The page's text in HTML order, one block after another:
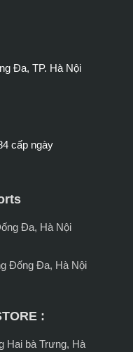
Đa, TP. Hà Nội
cấp ngày
Đa, Hà Nội
Đống Đa, Hà Nội
:
Hai bà Trưng, Hà